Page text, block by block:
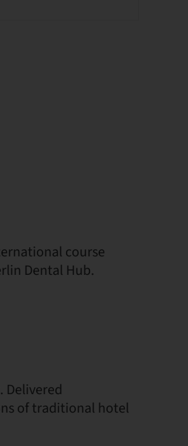
course
Dental Hub.
of traditional hotel